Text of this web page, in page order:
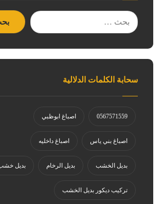
سحابة الكلمات الدلالية
0567571559 اصباغ ابوظبي
اصباغ بني ياس اصباغ داخليه
بديل الخشب بديل الرخام بديل
تركيب ديكور بديل الخشب